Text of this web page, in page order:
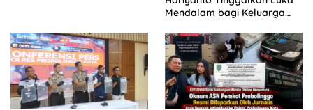
Mendalam bagi Keluarga